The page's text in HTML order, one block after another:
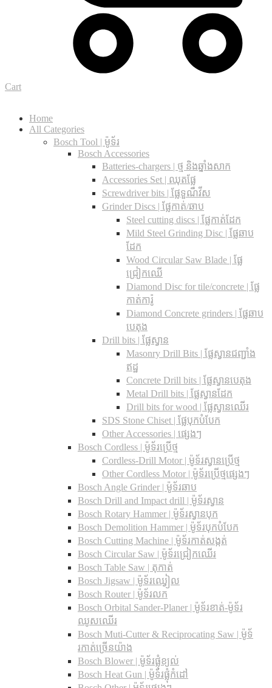
Cart
Home
All Categories
Bosch Tool | ម៉ូទ័រ
Bosch Accessories
Batteries-chargers | ថ្ម និងឆ្នាំងសាក
Accessories Set | ឈុតផ្លែ
Screwdriver bits | ផ្លែទួណឺវីស
Grinder Discs |​ ផ្លែកាត់/ឆាប
Steel cutting discs |​ ផ្លែកាត់ដែក
Mild Steel Grinding Disc | ផ្លែឆាប
ដែក
Wood Circular Saw Blade | ផ្លែ
ជ្រៀកឈើ
Diamond Disc for tile/concrete​ | ផ្លែ
កាត់ការ៉ូ
Diamond Concrete grinders | ផ្លែឆាប
បេតុង
Drill bits |​ ផ្លែស្វាន
Masonry Drill Bits |​ ផ្លែស្វានជញ្ជាំង
ឥដ្ឋ
Concrete Drill bits |​ ផ្លែស្វានបេតុង
Metal Drill bits |​ ផ្លែស្វានដែក
Drill bits for wood |​ ផ្លែស្វានឈើរ
SDS Stone Chiset |​ ផ្លែបុកបំបែក
Other Accessories | ផ្សេងៗ
Bosch Cordless | ម៉ូទ័រប្រើថ្ម
Cordless-Drill Motor | ម៉ូទ័រស្វានប្រើថ្ម
Other Cordless Motor | ម៉ូទ័រប្រើថ្មផ្សេងៗ
Bosch Angle Grinder | ម៉ូទ័រឆាប
Bosch Drill and Impact drill | ម៉ូទ័រស្វាន
Bosch Rotary Hammer | ម៉ូទ័រស្វានបុក
Bosch Demolition Hammer | ម៉ូទ័របុកបំបែក
Bosch Cutting Machine | ម៉ូទ័រកាត់សង្កត់
Bosch Circular Saw | ម៉ូទ័រជ្រៀកឈើរ
Bosch Table Saw | តុកាត់
Bosch Jigsaw | ម៉ូទ័រឈ្វៀល
Bosch Router | ម៉ូទ័រលក
Bosch Orbital Sander-Planer​ | ម៉ូទ័រខាត់-ម៉ូទ័រ
ឈូសឈើរ
Bosch Muti-Cutter & Reciprocating Saw​ | ម៉ូទ័
រកាត់ច្រើនយ៉ាង
Bosch Blower | ម៉ូទ័រផ្លុំខ្យល់
Bosch Heat Gun | ម៉ូទ័រផ្លុំកំដៅ